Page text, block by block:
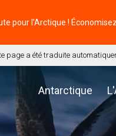
pour l’Arctique !
page a été traduite
Antarctique